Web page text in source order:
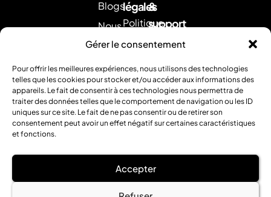
Gérer le consentement
Pour offrir les meilleures expériences, nous utilisons des technologies
telles que les cookies pour stocker et/ou accéder aux informations des
appareils. Le fait de consentir à ces technologies nous permettra de
traiter des données telles que le comportement de navigation ou les ID
uniques sur ce site. Le fait de ne pas consentir ou de retirer son
consentement peut avoir un effet négatif sur certaines caractéristiques
et fonctions.
Accepter
Blogs
Nous
contacter
remboursement
FAQ
légales
Politique
Mentions
légales
&
support
nous
mail.
Ou
contactez
nous
par
:
0354952120